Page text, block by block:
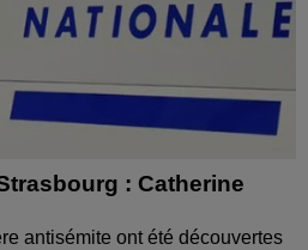
: Catherine
antisémite ont été découvertes